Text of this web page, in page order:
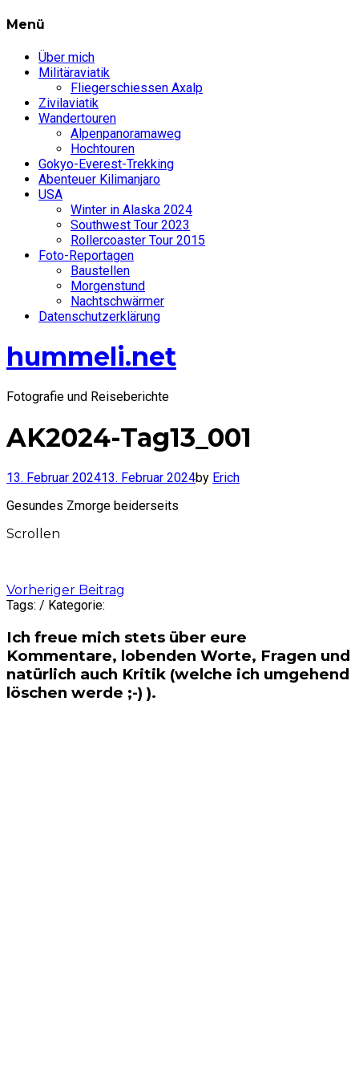
Menü
Über mich
Militäraviatik
Fliegerschiessen Axalp
Zivilaviatik
Wandertouren
Alpenpanoramaweg
Hochtouren
Gokyo-Everest-Trekking
Abenteuer Kilimanjaro
USA
Winter in Alaska 2024
Southwest Tour 2023
Rollercoaster Tour 2015
Foto-Reportagen
Baustellen
Morgenstund
Nachtschwärmer
Datenschutzerklärung
hummeli.net
Fotografie und Reiseberichte
AK2024-Tag13_001
13. Februar 202413. Februar 2024by Erich
Gesundes Zmorge beiderseits
Scrollen
Post
navigation
Vorheriger Beitrag
Tags: / Kategorie:
Ich freue mich stets über eure
Kommentare, lobenden Worte, Fragen und
natürlich auch Kritik (welche ich umgehend
löschen werde ;-) ).